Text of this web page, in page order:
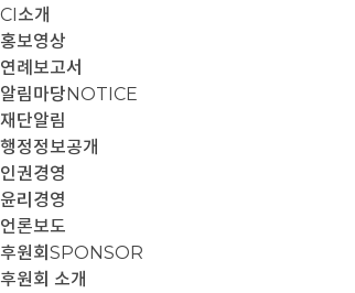
CI소개
홍보영상
연례보고서
알림마당NOTICE
재단알림
행정정보공개
인권경영
윤리경영
언론보도
후원회 SPONSOR
후원회 소개